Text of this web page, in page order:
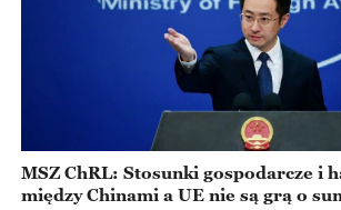
MSZ ChRL: Stosunki gospodarcze i
między Chinami a UE nie są grą o